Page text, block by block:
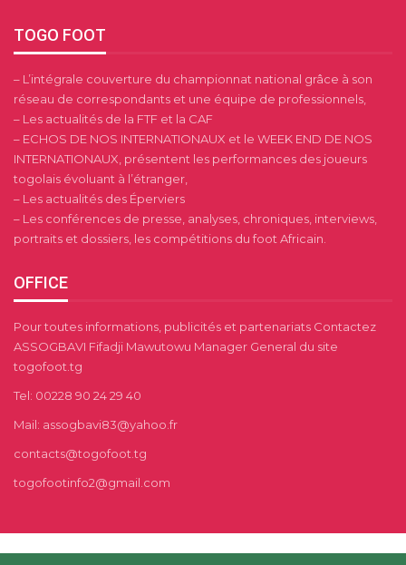
TOGO FOOT
– L’intégrale couverture du championnat national grâce à son
réseau de correspondants et une équipe de professionnels,
– Les actualités de la FTF et la CAF
– ECHOS DE NOS INTERNATIONAUX et le WEEK END DE NOS
INTERNATIONAUX, présentent les performances des joueurs
togolais évoluant à l’étranger,
– Les actualités des Éperviers
– Les conférences de presse, analyses, chroniques, interviews,
portraits et dossiers, les compétitions du foot Africain.
OFFICE
Pour toutes informations, publicités et partenariats Contactez
ASSOGBAVI Fifadji Mawutowu Manager General du site
togofoot.tg
Tel: 00228 90 24 29 40
Mail: assogbavi83@yahoo.fr
contacts@togofoot.tg
togofootinfo2@gmail.com